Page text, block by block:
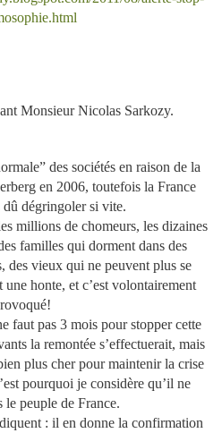
Monsieur Nicolas Sarkozy.
des sociétés en raison de la
en 2006, toutefois la France
dû dégringoler si vite.
millions de chomeurs, les dizaines
familles qui dorment dans des
des vieux qui ne peuvent plus se
honte, et c’est volontairement
faut pas 3 mois pour stopper cette
la remontée s’effectuerait, mais
plus cher pour maintenir la crise
pourquoi je considère qu’il ne
le peuple de France.
: il en donne la confirmation